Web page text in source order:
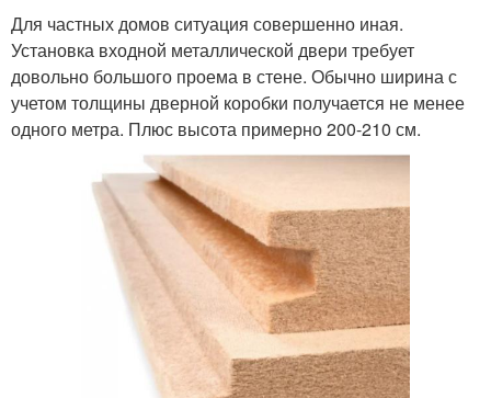
Для частных домов ситуация совершенно иная.
Установка входной металлической двери требует
довольно большого проема в стене. Обычно ширина с
учетом толщины дверной коробки получается не менее
одного метра. Плюс высота примерно 200-210 см.